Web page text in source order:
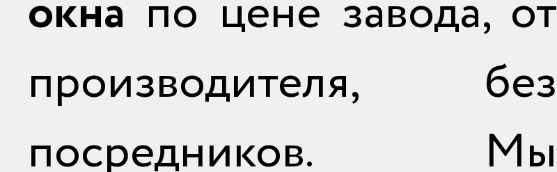
производителя, без
посредников. Мы